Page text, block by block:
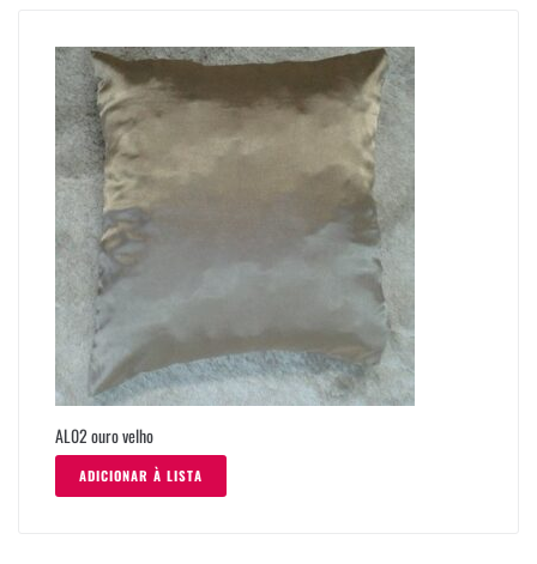
AL02 ouro velho
ADICIONAR À LISTA